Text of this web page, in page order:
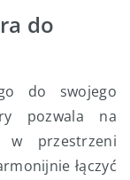
do
do swojego
pozwala na
w przestrzeni
łączyć